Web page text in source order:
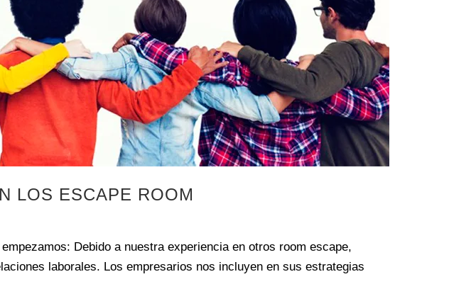
LOS ESCAPE ROOM
Debido a nuestra experiencia en otros room escape,
laborales. Los empresarios nos incluyen en sus estrategias